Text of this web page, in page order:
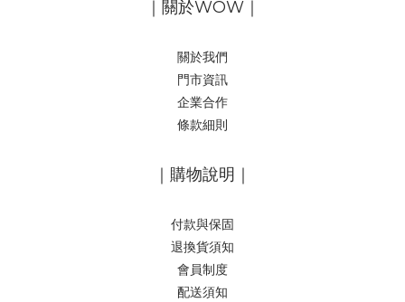
｜關於WOW｜
關於我們
門市資訊
企業合作
條款細則
｜購物說明｜
付款與保固
退換貨須知
會員制度
配送須知